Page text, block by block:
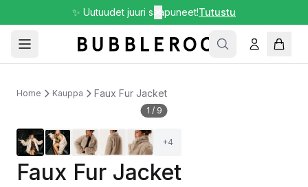
✨ Uutuudet juuri saapuneet!Tutustu
Home Kauppa Faux Fur Jacket
1 / 9
+4
Faux Fur Jacket